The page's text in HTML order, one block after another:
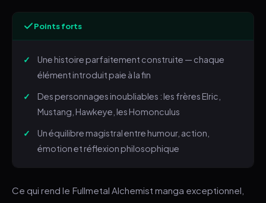
Points forts
Une histoire parfaitement construite — chaque
élément introduit paie à la fin
Des personnages inoubliables : les frères Elric,
Mustang, Hawkeye, les Homonculus
Un équilibre magistral entre humour, action,
émotion et réflexion philosophique
Ce qui rend le Fullmetal Alchemist manga exceptionnel,